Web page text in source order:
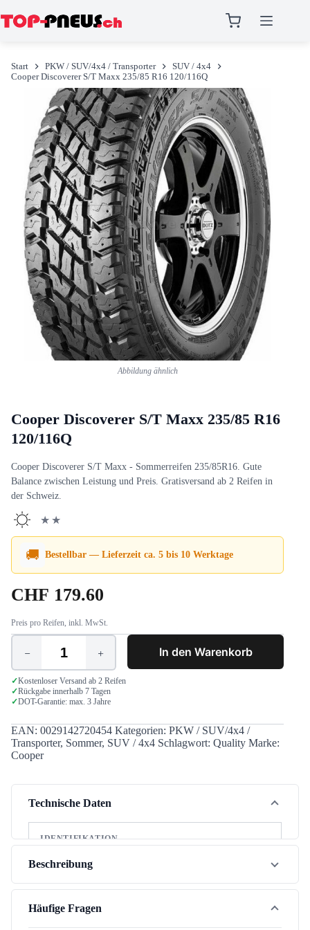
springen
Start PKW / SUV/4x4 / Transporter
SUV / 4x4
Cooper Discoverer S/T Maxx 235/85 R16 120/116Q
Abbildung ähnlich
Cooper Discoverer S/T Maxx 235/85 R16
120/116Q
Cooper Discoverer S/T Maxx - Sommerreifen 235/85R16. Gute
Balance zwischen Leistung und Preis. Gratisversand ab 2 Reifen in
der Schweiz.
★★
🚚 Bestellbar — Lieferzeit ca. 5 bis 10 Werktage
CHF 179.60
Preis pro Reifen, inkl. MwSt.
Cooper
Discoverer
S/T
Maxx
235/85
120/116Q
Menge
In den Warenkorb
✓Kostenloser Versand ab 2 Reifen
✓Rückgabe innerhalb 7 Tagen
✓DOT-Garantie: max. 3 Jahre
EAN: 0029142720454 Kategorien: PKW / SUV/4x4 /
Transporter, Sommer, SUV / 4x4 Schlagwort: Quality Marke:
Cooper
Technische Daten
IDENTIFIKATION
Marke
Modell Discoverer S/T Maxx
Jahreszeit
Beschreibung
Der Cooper Discoverer S/T Maxx (235/85R16) ist ein
vielseitiger Sommerreifen, der Leistung und attraktiven
Häufige Fragen